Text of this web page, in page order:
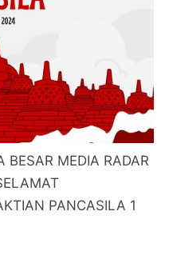
BESAR MEDIA RADAR
PANCASILA 1